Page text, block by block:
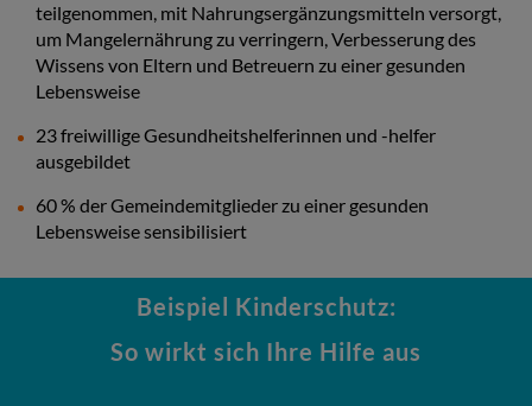
teilgenommen, mit Nahrungsergänzungsmitteln versorgt,
um Mangelernährung zu verringern, Verbesserung des
Wissens von Eltern und Betreuern zu einer gesunden
Lebensweise
23 freiwillige Gesundheitshelferinnen und -helfer
ausgebildet
60 % der Gemeindemitglieder zu einer gesunden
Lebensweise sensibilisiert
Beispiel Kinderschutz:
So wirkt sich Ihre Hilfe aus